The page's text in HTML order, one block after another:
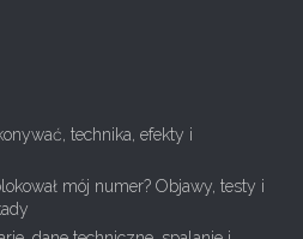
technika, efekty i
mój numer? Objawy, testy i